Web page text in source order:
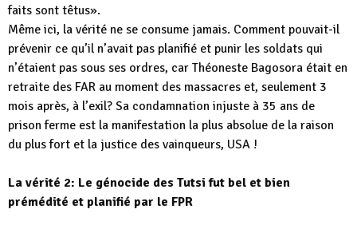
faits sont têtus».
Même ici, la vérité ne se consume jamais. Comment pouvait-il
prévenir ce qu’il n’avait pas planifié et punir les soldats qui
n’étaient pas sous ses ordres, car Théoneste Bagosora était en
retraite des FAR au moment des massacres et, seulement 3
mois après, à l’exil? Sa condamnation injuste à 35 ans de
prison ferme est la manifestation la plus absolue de la raison
du plus fort et la justice des vainqueurs, USA !
La vérité 2: Le génocide des Tutsi fut bel et bien
prémédité et planifié par le FPR